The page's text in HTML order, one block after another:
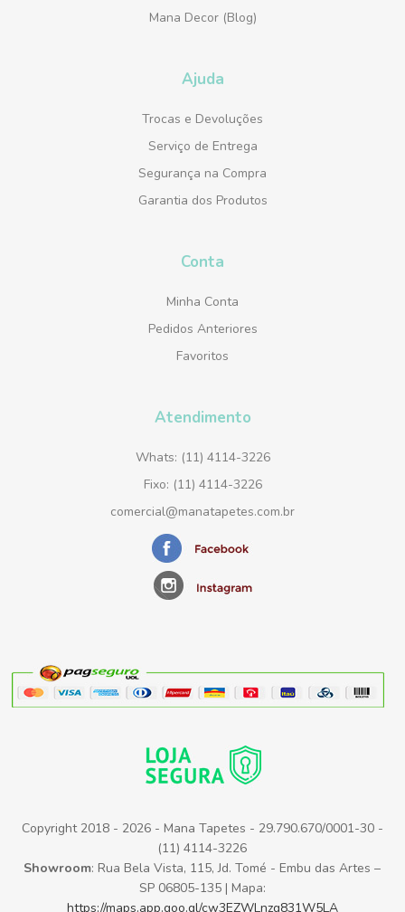
Mana Decor (Blog)
Ajuda
Trocas e Devoluções
Serviço de Entrega
Segurança na Compra
Garantia dos Produtos
Conta
Minha Conta
Pedidos Anteriores
Favoritos
Atendimento
Whats: (11) 4114-3226
Fixo: (11) 4114-3226
comercial@manatapetes.com.br
Copyright 2018 - 2026 - Mana Tapetes - 29.790.670/0001-30 -
(11) 4114-3226
Showroom: Rua Bela Vista, 115, Jd. Tomé - Embu das Artes –
SP 06805-135 | Mapa:
https://maps.app.goo.gl/cw3EZWLnzg831W5LA